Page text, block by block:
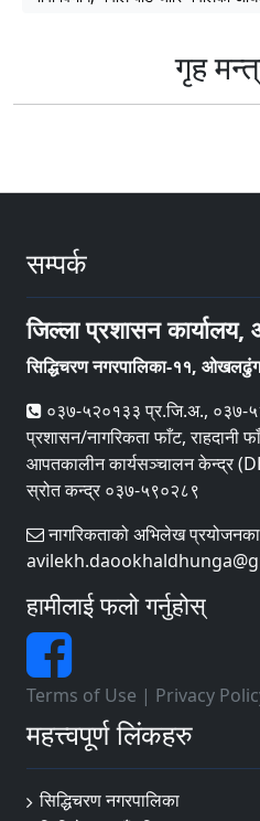
गृह
सम्पर्क
जिल्ला प्रशासन
सिद्धिचरण नगरपालिका-११,
०३७-५२०१३३ प्र.जि.अ., ०३७-
प्रशासन/नागरिकता फाँट, राहदानी
आपतकालीन कार्यसञ्‍चालन केन्द्र
स्रोत कन्द्र ०३७-५९०२८९
नागरिकताको अभिलेख प्रयोजनका
हामीलाई फलो गर्नुहोस्
Terms of Use | Privacy
महत्त्वपूर्ण लिंकहरु
सिद्धिचरण नगरपालिका